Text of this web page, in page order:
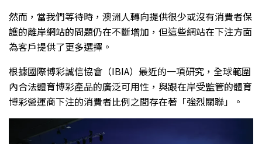
然而，當我們等待時，澳洲人轉向提供很少或沒有消費者保
護的離岸網站的問題仍在不斷增加，但這些網站在下注方面
為客戶提供了更多選擇。
根據國際博彩誠信協會（IBIA）最近的一項研究，全球範圍
內合法體育博彩產品的廣泛可用性，與跟在岸受監管的體育
博彩營運商下注的消費者比例之間存在著「強烈關聯」。